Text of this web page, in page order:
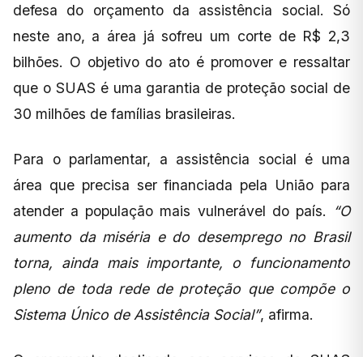
defesa do orçamento da assistência social. Só
neste ano, a área já sofreu um corte de R$ 2,3
bilhões. O objetivo do ato é promover e ressaltar
que o SUAS é uma garantia de proteção social de
30 milhões de famílias brasileiras.
Para o parlamentar, a assistência social é uma
área que precisa ser financiada pela União para
atender a população mais vulnerável do país.
“O
aumento da miséria e do desemprego no Brasil
torna, ainda mais importante, o funcionamento
pleno de toda rede de proteção que compõe o
Sistema Único de Assistência Social”, afirma.